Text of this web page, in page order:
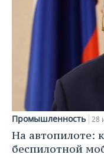
Промышленность 28
На автопилоте:
беспилотной